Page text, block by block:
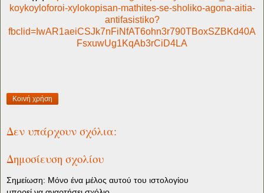
koykoyloforoi-xylokopisan-mathites-se-sholiko-agona-aitia-
antifasistiko?
fbclid=IwAR1aeiCSJk7nFiNfAT6ohn3r790TBoxSZBKd40A
FsxuwUg1KqAb3rCiD4LA
Κοινή χρήση
Δεν υπάρχουν σχόλια:
Δημοσίευση σχολίου
Σημείωση: Μόνο ένα μέλος αυτού του ιστολογίου